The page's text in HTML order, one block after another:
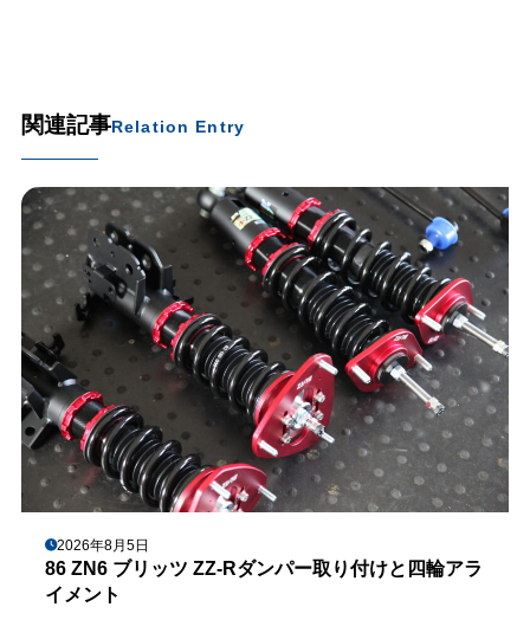
関連記事Relation Entry
2026年8月5日
86 ZN6 ブリッツ ZZ-Rダンパー取り付けと四輪アラ
イメント